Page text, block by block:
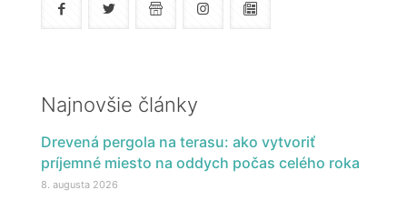
Najnovšie články
Drevená pergola na terasu: ako vytvoriť
príjemné miesto na oddych počas celého roka
8. augusta 2026